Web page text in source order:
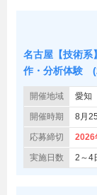
名古屋【技術系
作・分析体験
開催地域 愛知
開催時期 8月
応募締切 2026
実施日数 2～4